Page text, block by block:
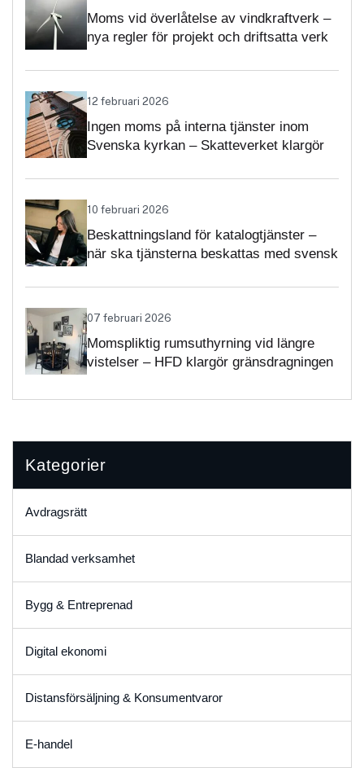
Moms vid överlåtelse av vindkraftverk –
nya regler för projekt och driftsatta verk
12 februari 2026
Ingen moms på interna tjänster inom
Svenska kyrkan – Skatteverket klargör
10 februari 2026
Beskattningsland för katalogtjänster –
när ska tjänsterna beskattas med svensk
07 februari 2026
Momspliktig rumsuthyrning vid längre
vistelser – HFD klargör gränsdragningen
Kategorier
Avdragsrätt
Blandad verksamhet
Bygg & Entreprenad
Digital ekonomi
Distansförsäljning & Konsumentvaror
E-handel